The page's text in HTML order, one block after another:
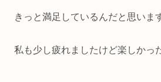
きっと満足しているんだと思いま
私も少し疲れましたけど楽しかっ